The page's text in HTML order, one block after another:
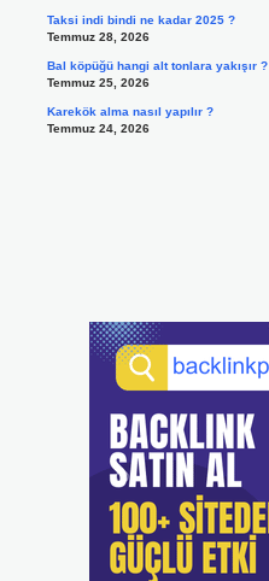
Taksi indi bindi ne kadar 2025 ?
Temmuz 28, 2026
Bal köpüğü hangi alt tonlara yakışır ?
Temmuz 25, 2026
Karekök alma nasıl yapılır ?
Temmuz 24, 2026